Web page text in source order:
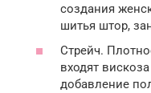
создания
шитья штор,
Стрейч.
входят
добавление